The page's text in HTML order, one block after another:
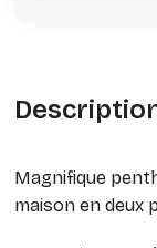
Magnifique
maison en deux